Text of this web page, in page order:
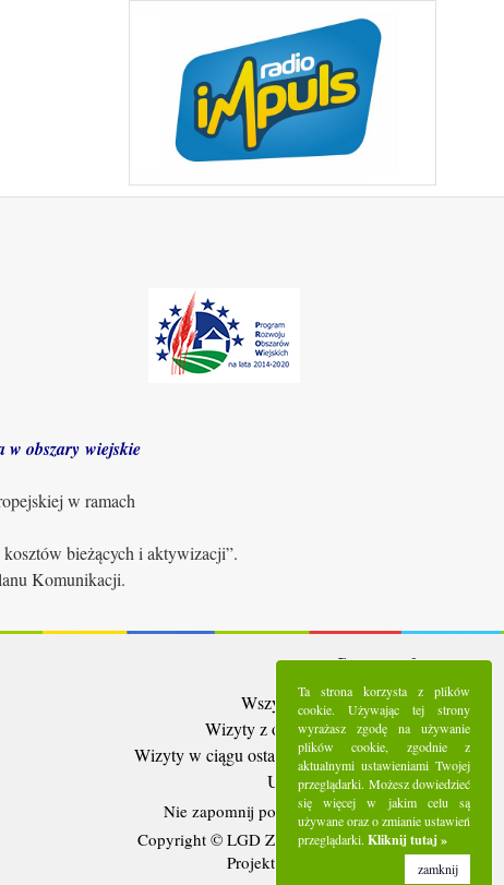
w obszary wiejskie
w ramach
bieżących i aktywizacji”.
Komunikacji.
Statystyki:
Wszystkie wizyty: 5288231
Wizyty z ostatnich 30 dni: 92955
Wizyty w ciągu ostatniego tygodnia:
21070
Użytkownicy online: 14
Nie zapomnij polubić nas na Facebooku
Copyright © LGD Zielony Pierścień - 2016.
Projekt i wykonanie - Freeline.
Ta strona korzysta z plików
cookie. Używając tej strony
wyrażasz zgodę na używanie
plików cookie, zgodnie z
aktualnymi ustawieniami Twojej
przeglądarki. Możesz dowiedzieć
się więcej w jakim celu są
używane oraz o zmianie ustawień
przeglądarki. Kliknij tutaj »
zamknij